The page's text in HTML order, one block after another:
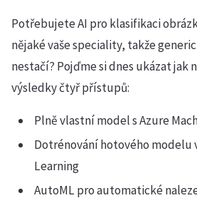
Potřebujete AI pro klasifikaci
nějaké vaše speciality, takže
nestačí? Pojďme si dnes ukázat jak
výsledky čtyř přístupů:
Plně vlastní model s Azure
Dotrénování hotového modelu
Learning
AutoML pro automatické